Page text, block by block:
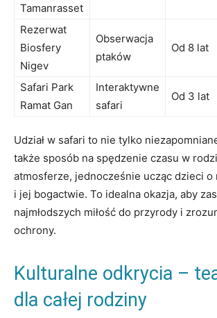
Tamanrasset
Rezerwat
Biosfery
Nigev
Obserwacja
ptaków
Od 8 lat
Safari Park
Ramat Gan
Interaktywne
safari
Od 3 lat
Udział w safari to nie tylko
także sposób na spędzenie czasu w
atmosferze, jednocześnie ucząc dzieci o
i jej bogactwie. To idealna okazja, aby
najmłodszych miłość do przyrody i
ochrony.
Kulturalne odkrycia –
dla całej rodziny